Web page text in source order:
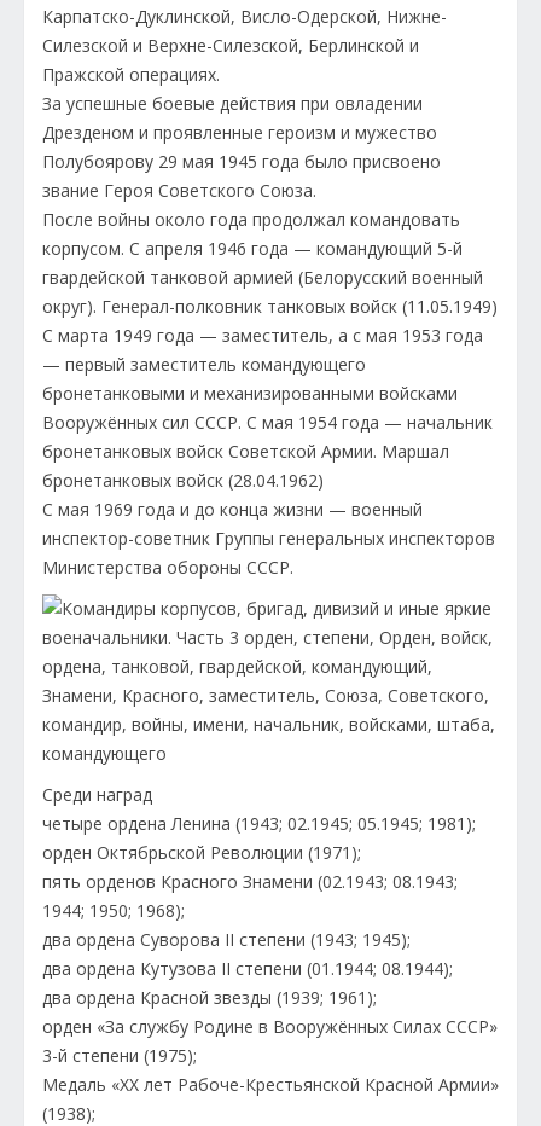
Карпатско-Дуклинской, Висло-Одерской, Нижне-
Силезской и Верхне-Силезской, Берлинской и
Пражской операциях.
За успешные боевые действия при овладении
Дрезденом и проявленные героизм и мужество
Полубоярову 29 мая 1945 года было присвоено
звание Героя Советского Союза.
После войны около года продолжал командовать
корпусом. С апреля 1946 года — командующий 5-й
гвардейской танковой армией (Белорусский военный
округ). Генерал-полковник танковых войск (11.05.1949)
С марта 1949 года — заместитель, а с мая 1953 года
— первый заместитель командующего
бронетанковыми и механизированными войсками
Вооружённых сил СССР. С мая 1954 года — начальник
бронетанковых войск Советской Армии. Маршал
бронетанковых войск (28.04.1962)
С мая 1969 года и до конца жизни — военный
инспектор-советник Группы генеральных инспекторов
Министерства обороны СССР.
Среди наград
четыре ордена Ленина (1943; 02.1945; 05.1945; 1981);
орден Октябрьской Революции (1971);
пять орденов Красного Знамени (02.1943; 08.1943;
1944; 1950; 1968);
два ордена Суворова II степени (1943; 1945);
два ордена Кутузова II степени (01.1944; 08.1944);
два ордена Красной звезды (1939; 1961);
орден «За службу Родине в Вооружённых Силах СССР»
3-й степени (1975);
Медаль «XX лет Рабоче-Крестьянской Красной Армии»
(1938);